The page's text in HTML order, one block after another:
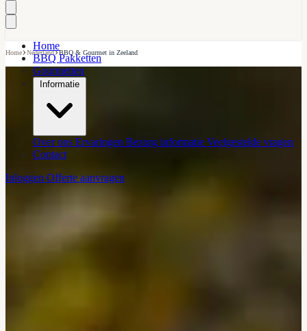
Home
BBQ Pakketten
Gourmetten
Informatie
Over ons Ervaringen Bezorg informatie Veelgestelde vragen
Contact
Inloggen Offerte aanvragen
Home›Nederland›BBQ & Gourmet in Zeeland